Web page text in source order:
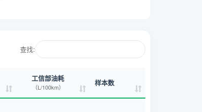
查找:
工信部油耗
（L/100km） 样本数